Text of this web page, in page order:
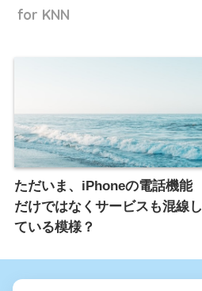
for KNN
ただいま、iPhoneの電話機能
だけではなくサービスも混線し
ている模様？